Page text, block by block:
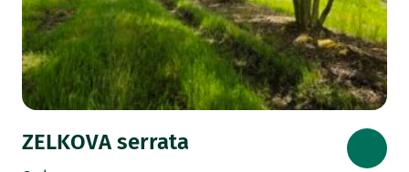
ZELKOVA serrata